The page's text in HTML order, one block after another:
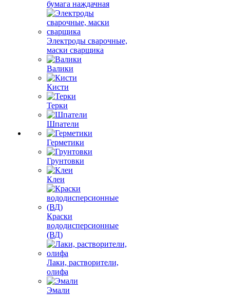
бумага наждачная
Электроды сварочные,
маски сварщика
Валики
Кисти
Терки
Шпатели
Герметики
Грунтовки
Клеи
Краски
вододисперсионные
(ВД)
Лаки, растворители,
олифа
Эмали